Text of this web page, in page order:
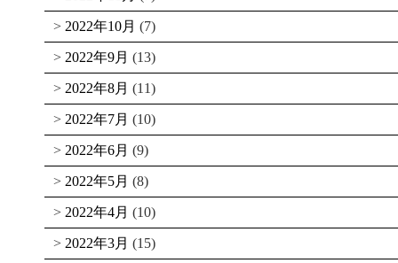
2022年10月 (7)
2022年9月 (13)
2022年8月 (11)
2022年7月 (10)
2022年6月 (9)
2022年5月 (8)
2022年4月 (10)
2022年3月 (15)